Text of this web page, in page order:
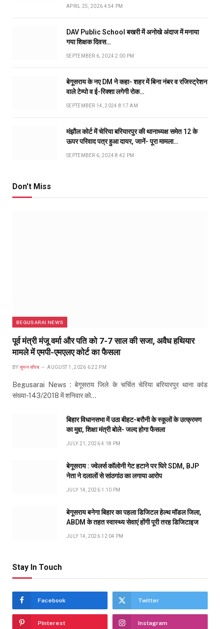
APRIL 25, 2026 4:54 PM
DAV Public School बखरी में अनोखे अंदाज में मनाया
गया शिक्षक दिवस…
SEPTEMBER 6, 2024 2:00 PM
बेगूसराय के नए DM ने कहा- शहर में बिना नंबर व रजिस्ट्रेशन
वाले टेम्पो व ई-रिक्शा लगेगी रोक…
SEPTEMBER 14, 2024 8:17 AM
मंझौल कोर्ट में चेरिया बरियारपुर की थानाध्यक्ष समेत 12 के
ऊपर परिवाद पत्र हुआ दायर, जानें- पूरा मामला…
SEPTEMBER 6, 2024 8:42 PM
Don't Miss
BEGUSARAI NEWS
पूर्व मंत्री मंजू वर्मा और पति को 7-7 साल की सजा, अवैध हथियार
मामले में एमपी-एमएलए कोर्ट का फैसला
BY सुमन सौरब AUGUST 1, 2026 6:22 PM
Begusarai News : बेगूसराय जिले के चर्चित चेरिया बरियारपुर थाना कांड
संख्या-143/2018 में शनिवार को…
बिहार विधानसभा में उठा बीहट-बरौनी के स्कूलों के उत्क्रमण
का मुद्दा, शिक्षा मंत्री बोले- जल्द होगा फैसला
JULY 21, 2026 4:18 PM
बेगूसराय : ज्वेलर्स कॉलोनी गेट हटाने पर घिरे SDM, BJP
नेता ने दलालों से सांठगांठ का लगाया आरोप
JULY 14, 2026 1:10 PM
बेगूसराय बनेगा बिहार का पहला डिजिटल हेल्थ मॉडल जिला,
ABDM के तहत स्वास्थ्य सेवाएं होंगी पूरी तरह डिजिटाइज
JULY 14, 2026 12:04 PM
Stay In Touch
Facebook Twitter
Pinterest Instagram